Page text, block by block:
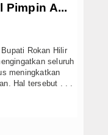
Pimpin A...
Rokan Hilir
seluruh
meningkatkan
Hal tersebut . . .